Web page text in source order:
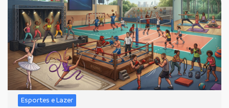
Esportes e Lazer